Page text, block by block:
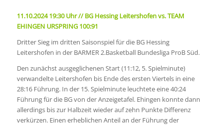
11.10.2024 19:30 Uhr // BG Hessing Leitershofen vs. TEAM
EHINGEN URSPRING 100:91
Dritter Sieg im dritten Saisonspiel für die BG Hessing
Leitershofen in der BARMER 2.Basketball Bundesliga ProB Süd.
Den zunächst ausgeglichenen Start (11:12, 5. Spielminute)
verwandelte Leitershofen bis Ende des ersten Viertels in eine
28:16 Führung. In der 15. Spielminute leuchtete eine 40:24
Führung für die BG von der Anzeigetafel. Ehingen konnte dann
allerdings bis zur Halbzeit wieder auf zehn Punkte Differenz
verkürzen. Einen erheblichen Anteil an der Führung der